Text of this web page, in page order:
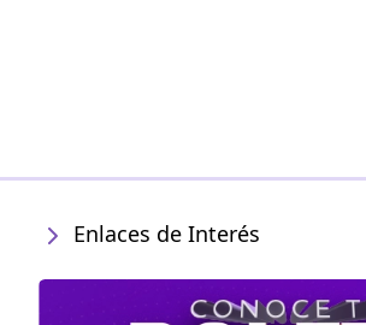
Enlaces de Interés